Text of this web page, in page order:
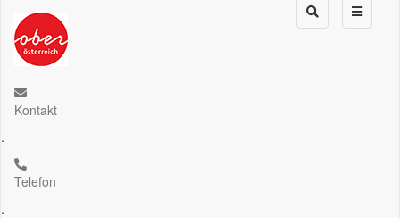
Kontakt
.
Telefon
.